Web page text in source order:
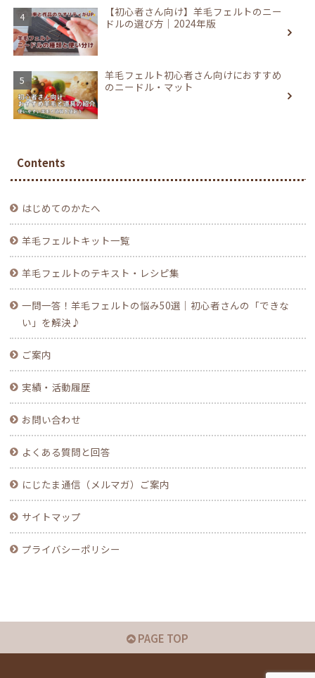
【初心者さん向け】羊毛フェルトのニー
ドルの選び方｜2024年版
羊毛フェルト初心者さん向けにおすすめ
のニードル・マット
Contents
はじめてのかたへ
羊毛フェルトキット一覧
羊毛フェルトのテキスト・レシピ集
一問一答！羊毛フェルトの悩み50選｜初心者さんの「できな
い」を解決♪
ご案内
実績・活動履歴
お問い合わせ
よくある質問と回答
にじたま通信（メルマガ）ご案内
サイトマップ
プライバシーポリシー
PAGE TOP